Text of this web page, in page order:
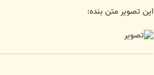
این تصویر متن بنده: